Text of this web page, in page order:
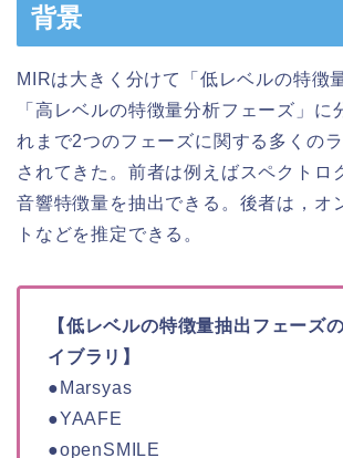
背景
MIRは大きく分けて「低レベルの特徴
「高レベルの特徴量分析フェーズ」に
れまで2つのフェーズに関する多くの
されてきた。前者は例えばスペクトロ
音響特徴量を抽出できる。後者は，オ
トなどを推定できる。
【低レベルの特徴量抽出フェーズ
イブラリ】
●Marsyas
●YAAFE
●openSMILE